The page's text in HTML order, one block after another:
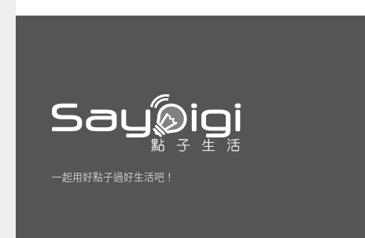
一起用好點子過好生活吧！